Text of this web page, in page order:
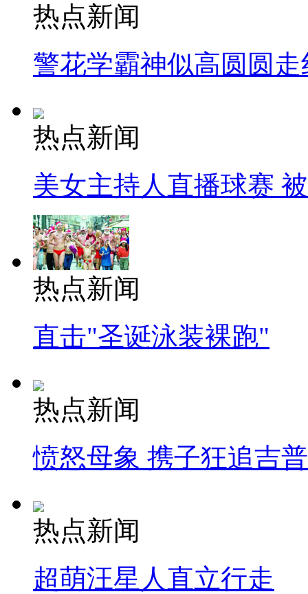
热点新闻
警花学霸神似高圆圆走
热点新闻
美女主持人直播球赛
热点新闻
直击"圣诞泳装裸跑"
热点新闻
愤怒母象 携子狂追吉
热点新闻
超萌汪星人直立行走